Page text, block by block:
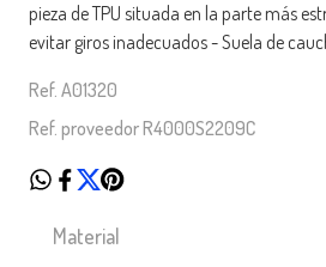
pieza de TPU situada en la parte más
evitar giros inadecuados - Suela de
Ref. A01320
Ref. proveedor R4000S2209C
Material